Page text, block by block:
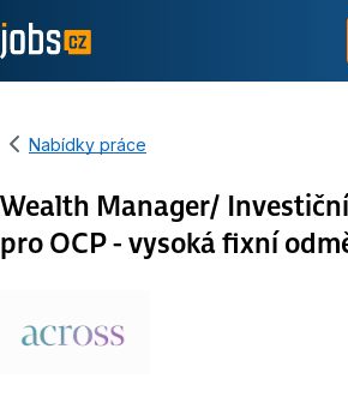
Nabídky práce
Wealth Manager/
pro OCP - vysoká fixní